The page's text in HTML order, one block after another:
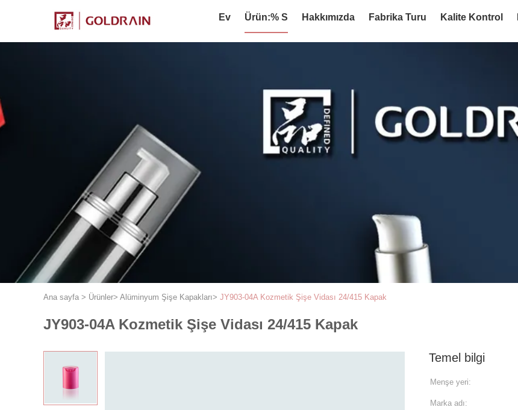
Ev Ürün:% S Hakkımızda Fabrika Turu Kalite Kontrol
Ana sayfa > Ürünler> Alüminyum Şişe Kapakları> JY903-04A Kozmetik Şişe Vidası 24/415 Kapak
JY903-04A Kozmetik Şişe Vidası 24/415 Kapak
Temel bilgi
Menşe yeri:
Marka adı: